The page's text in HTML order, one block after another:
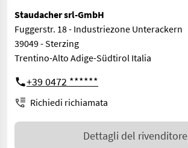
Staudacher srl-GmbH
Fuggerstr. 18 - Industriezone Unterackern
39049 - Sterzing
Trentino-Alto Adige-Südtirol Italia
+39 0472 ******
Richiedi richiamata
Dettagli del rivenditore